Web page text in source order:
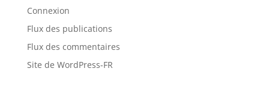
Connexion
Flux des publications
Flux des commentaires
Site de WordPress-FR